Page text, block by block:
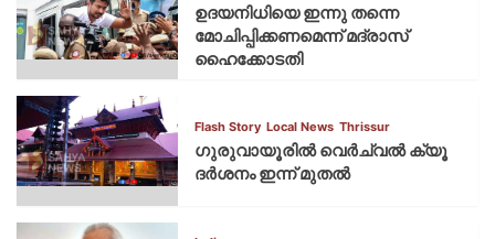
ഉദയനിധിയെ ഇന്നു തന്നെ
മോചിപ്പിക്കണമെന്ന് മദ്രാസ്
ഹൈക്കോടതി
Flash Story Local News Thrissur
ഗുരുവായൂരില്‍ വെര്‍ച്വല്‍ ക്യൂ
ദര്‍ശനം ഇന്ന് മുതല്‍